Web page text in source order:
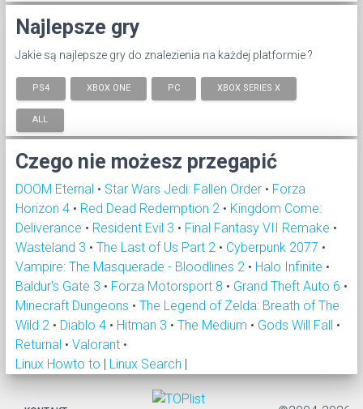
Najlepsze gry
Jakie są najlepsze gry do znalezienia na każdej platformie ?
PS4 XBOX ONE PC XBOX SERIES X
ALL
Czego nie możesz przegapić
DOOM Eternal • Star Wars Jedi: Fallen Order • Forza
Horizon 4 • Red Dead Redemption 2 • Kingdom Come:
Deliverance • Resident Evil 3 • Final Fantasy VII Remake •
Wasteland 3 • The Last of Us Part 2 • Cyberpunk 2077 •
Vampire: The Masquerade - Bloodlines 2 • Halo Infinite •
Baldur's Gate 3 • Forza Motorsport 8 • Grand Theft Auto 6 •
Minecraft Dungeons • The Legend of Zelda: Breath of The
Wild 2 • Diablo 4 • Hitman 3 • The Medium • Gods Will Fall •
Returnal • Valorant •
Linux Howto to | Linux Search |